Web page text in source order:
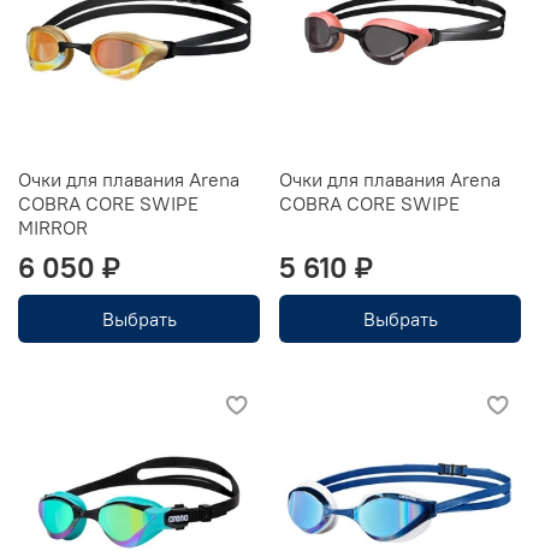
Очки для плавания Arena
COBRA CORE SWIPE
MIRROR
6 050 ₽
Выбрать
Очки для плавания Arena
COBRA CORE SWIPE
5 610 ₽
Выбрать